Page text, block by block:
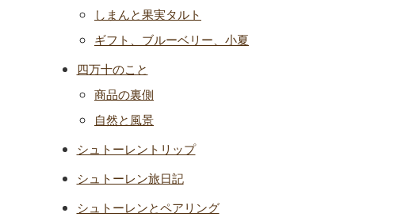
しまんと果実タルト
ギフト、ブルーベリー、小夏
四万十のこと
商品の裏側
自然と風景
シュトーレントリップ
シュトーレン旅日記
シュトーレンとペアリング